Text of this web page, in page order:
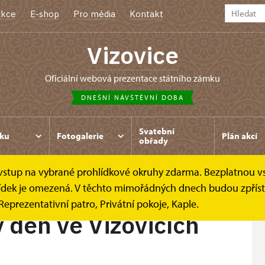
E-shop Pro média Kontakt
Vizovice
oficiální webová prezentace státního zámku
DNEŠNÍ NÁVŠTĚVNÍ DOBA
Fotogalerie
Svatební
obřady
Plán akcí
na vybrané prohlídkové okruhy zdarma. Bezplatnou
je omezená. V těchto mimořádných dnech budou
patro, Privátní pokoje, Kaple.
den ve Vizovicích
ve Vizovicích